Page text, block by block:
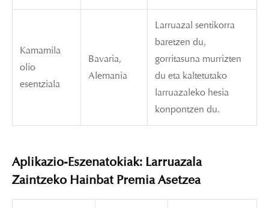
Kamamila
olio
esentziala
Bavaria,
Alemania
Larruazal sentikorra
baretzen du,
gorritasuna murrizten
du eta kaltetutako
larruazaleko hesia
konpontzen du.
Aplikazio-Eszenatokiak: Larruazala
Zaintzeko Hainbat Premia Asetzea